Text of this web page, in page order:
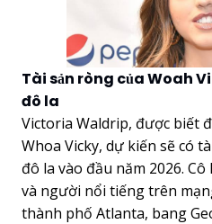
Tài sản ròng của Woah
đô la
Victoria Waldrip, được biết
Whoa Vicky, dự kiến sẽ có
đô la vào đầu năm 2026.
và người nổi tiếng trên
thành phố Atlanta, bang